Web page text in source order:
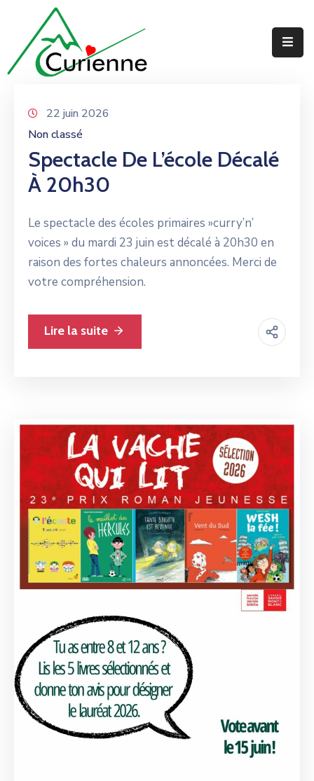
Accueil
Mairie
Quotidien
Jeunesse
22 juin 2026
Non classé
Spectacle De L’école Décalé
À 20h30
Le spectacle des écoles primaires »curry’n’
voices » du mardi 23 juin est décalé à 20h30 en
raison des fortes chaleurs annoncées. Merci de
votre compréhension.
Lire la suite